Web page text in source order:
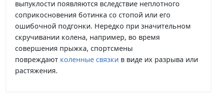
выпуклости появляются вследствие неплотного
соприкосновения ботинка со стопой или его
ошибочной подгонки. Нередко при значительном
скручивании колена, например, во время
совершения прыжка, спортсмены
повреждают коленные связки в виде их разрыва или
растяжения.